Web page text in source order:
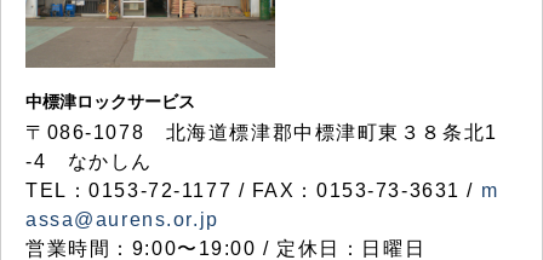
中標津ロックサービス
〒086-1078 北海道標津郡中標津町東３８条北1
-4 なかしん
TEL：0153-72-1177 / FAX：0153-73-3631 / m
assa@aurens.or.jp
営業時間：9:00〜19:00 / 定休日：日曜日